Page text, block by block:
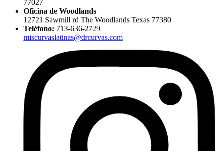
77027
Oficina de Woodlands
12721 Sawmill rd The Woodlands Texas 77380
Teléfono: 713-636-2729
miscurvaslatinas@drcurvas.com